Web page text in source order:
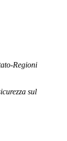
Regioni
sul